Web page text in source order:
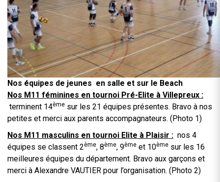
Nos équipes de jeunes en salle et sur le Beach
Nos M11 féminines en tournoi Pré-Elite à Villepreux :
terminent 14ème sur les 21 équipes présentes. Bravo à nos
petites et merci aux parents accompagnateurs. (Photo 1)
Nos M11 masculins en tournoi Elite à Plaisir : nos 4
équipes se classent 2ème, 8ème, 9ème et 10ème sur les 16
meilleures équipes du département. Bravo aux garçons et
merci à Alexandre VAUTIER pour l’organisation. (Photo 2)